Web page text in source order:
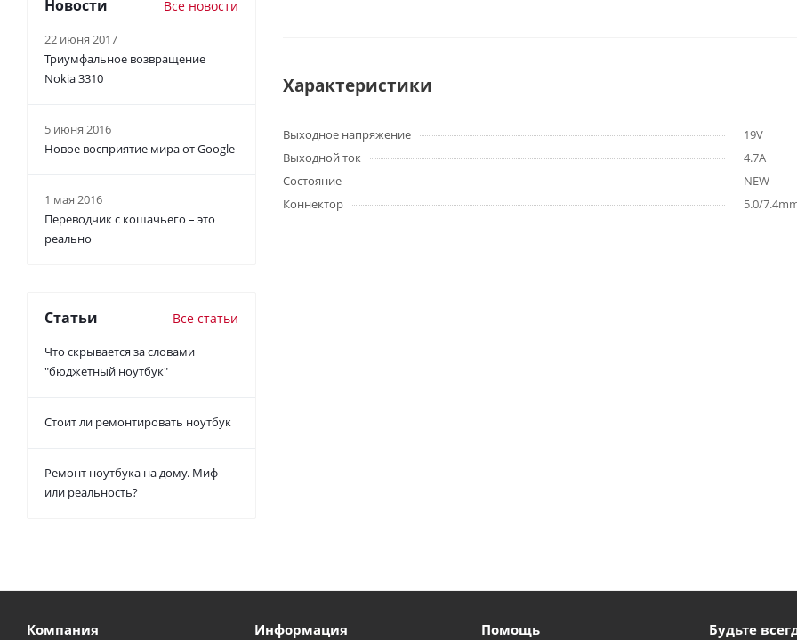
Характеристики
Выходное напряжение
19V
Выходной ток
4.7A
Состояние
NEW
Коннектор
5.0/
Новости Все новости
22 июня 2017
Триумфальное возвращение
Nokia 3310
5 июня 2016
Новое восприятие мира от Google
1 мая 2016
Переводчик с кошачьего – это
реально
Статьи Все статьи
Что скрывается за словами
"бюджетный ноутбук"
Стоит ли ремонтировать ноутбук
Ремонт ноутбука на дому. Миф
или реальность?
Компания Информация Помощь Будьте